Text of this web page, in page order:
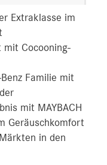
Extraklasse im
mit Cocooning-
Familie mit
mit MAYBACH
Geräuschkomfort
in den